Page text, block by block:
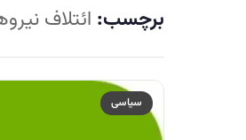
برچسب: ائتلاف
سیاسی